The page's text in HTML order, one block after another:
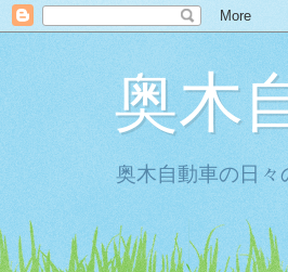
奥木
奥木自動車の日